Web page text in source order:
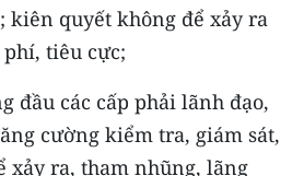
kiên quyết không để xảy ra
tiêu cực;
đầu các cấp phải lãnh đạo,
cường kiểm tra, giám sát,
xảy ra, tham nhũng, lãng